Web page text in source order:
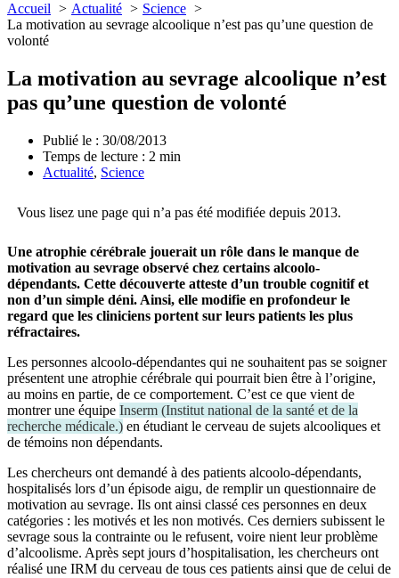
Accueil Actualité
Science
La motivation au sevrage alcoolique n’est pas qu’une question de
volonté
La motivation au sevrage alcoolique n’est
pas qu’une question de volonté
Publié le : 30/08/2013
Temps de lecture : 2 min
Actualité, Science
Vous lisez une page qui n’a pas été modifiée depuis 2013.
Une atrophie cérébrale jouerait un rôle dans le manque de
motivation au sevrage observé chez certains alcoolo-
dépendants. Cette découverte atteste d’un trouble cognitif et
non d’un simple déni. Ainsi, elle modifie en profondeur le
regard que les cliniciens portent sur leurs patients les plus
réfractaires.
Les personnes alcoolo-dépendantes qui ne souhaitent pas se soigner
présentent une atrophie cérébrale qui pourrait bien être à l’origine,
au moins en partie, de ce comportement. C’est ce que vient de
montrer une équipe Inserm (Institut national de la santé et de la
recherche médicale.) en étudiant le cerveau de sujets alcooliques et
de témoins non dépendants.
Les chercheurs ont demandé à des patients alcoolo-dépendants,
hospitalisés lors d’un épisode aigu, de remplir un questionnaire de
motivation au sevrage. Ils ont ainsi classé ces personnes en deux
catégories : les motivés et les non motivés. Ces derniers subissent le
sevrage sous la contrainte ou le refusent, voire nient leur problème
d’alcoolisme. Après sept jours d’hospitalisation, les chercheurs ont
réalisé une IRM du cerveau de tous ces patients ainsi que de celui de